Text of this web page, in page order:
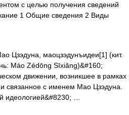
с целью получения сведений
1 Общие сведения 2 Виды
Цзэдуна, маоцзэдунъидеи[1] (кит.
Máo Zédōng Sīxiǎng)&#160;
движении, возникшее в рамках
связанное с именем Мао Цзэдуна.
идеологией&#8230; …